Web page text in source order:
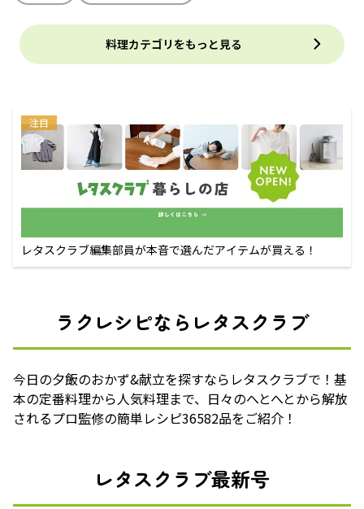
料理カテゴリをもっと見る
注目
レタスクラブ編集部員が本音で選んだアイテムが買える！
ラクレシピならレタスクラブ
今日の夕飯のおかず&献立を探すならレタスクラブで！基
本の定番料理から人気料理まで、日々のへとへとから解放
されるプロ監修の簡単レシピ36582品をご紹介！
レタスクラブ最新号